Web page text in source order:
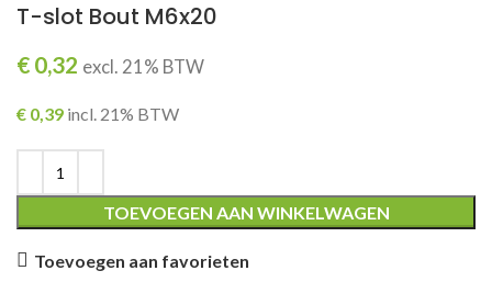
T-slot Bout M6x20
€ 0,32 excl. 21% BTW
€ 0,39 incl. 21% BTW
TOEVOEGEN AAN WINKELWAGEN
Toevoegen aan favorieten